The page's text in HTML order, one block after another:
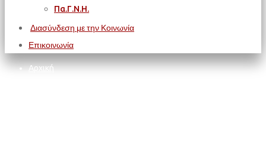
Πα.Γ.Ν.Η.
Διασύνδεση με την Κοινωνία
Επικοινωνία
Αρχική